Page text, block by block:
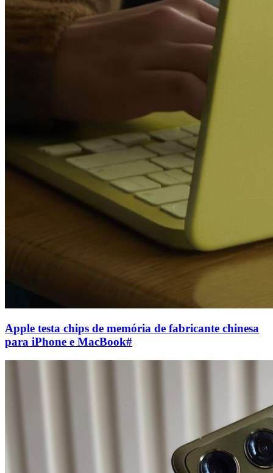
Apple testa chips de memória de fabricante chinesa
para iPhone e MacBook#